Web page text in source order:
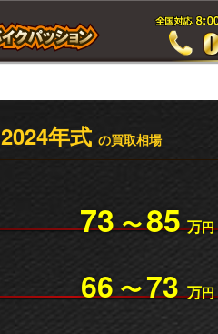
2024年式 の買取相場
73 〜85 万円
66 〜73 万円